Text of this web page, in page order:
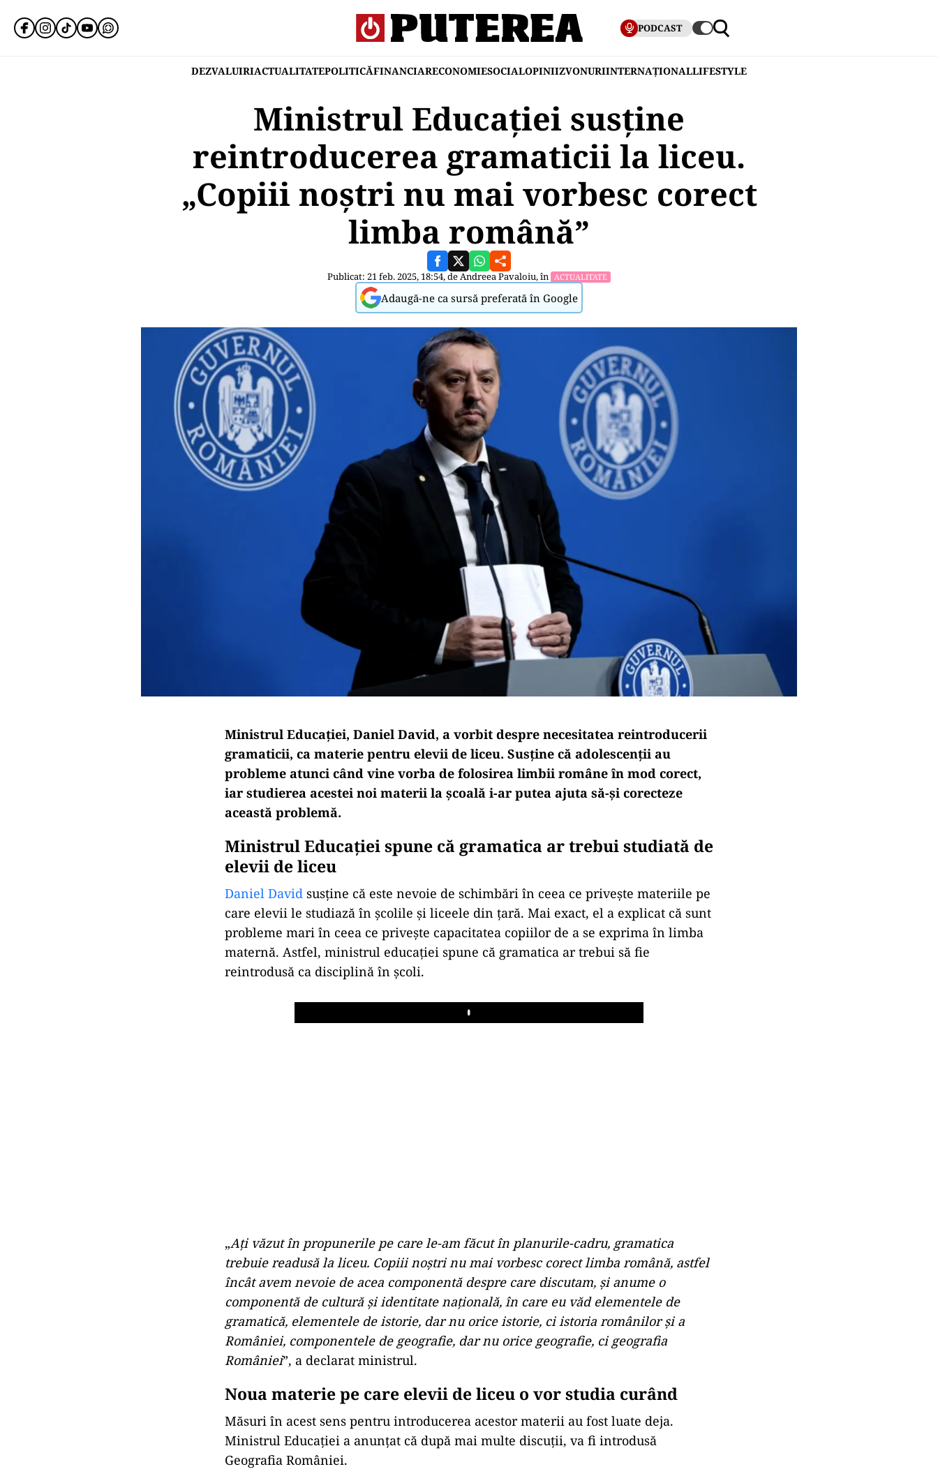
PODCAST
DEZVALUIRIACTUALITATEPOLITICĂFINANCIARECONOMIESOCIALOPINIIZVONURIINTERNAȚIONALLIFESTYLE
Ministrul Educației susține
reintroducerea gramaticii la liceu.
„Copiii noștri nu mai vorbesc corect
limba română”
Publicat: 21 feb. 2025, 18:54, deAndreea Pavaloiu, în ACTUALITATE
Adaugă-ne ca sursă preferată în Google
Ministrul Educației, Daniel David, a vorbit despre necesitatea reintroducerii
gramaticii, ca materie pentru elevii de liceu. Susține că adolescenții au
probleme atunci când vine vorba de folosirea limbii române în mod corect,
iar studierea acestei noi materii la școală i-ar putea ajuta să-și corecteze
această problemă.
Ministrul Educației spune că gramatica ar trebui studiată de
elevii de liceu
Daniel David susține că este nevoie de schimbări în ceea ce privește materiile pe
care elevii le studiază în școlile și liceele din țară. Mai exact, el a explicat că sunt
probleme mari în ceea ce privește capacitatea copiilor de a se exprima în limba
maternă. Astfel, ministrul educației spune că gramatica ar trebui să fie
reintrodusă ca disciplină în școli.
Play
„Ați văzut în propunerile pe care le-am făcut în planurile-cadru, gramatica
trebuie readusă la liceu. Copiii noștri nu mai vorbesc corect limba română, astfel
încât avem nevoie de acea componentă despre care discutam, și anume o
componentă de cultură și identitate națională, în care eu văd elementele de
gramatică, elementele de istorie, dar nu orice istorie, ci istoria românilor și a
României, componentele de geografie, dar nu orice geografie, ci geografia
României”, a declarat ministrul.
Noua materie pe care elevii de liceu o vor studia curând
Măsuri în acest sens pentru introducerea acestor materii au fost luate deja.
Ministrul Educației a anunțat că după mai multe discuții, va fi introdusă
Geografia României.